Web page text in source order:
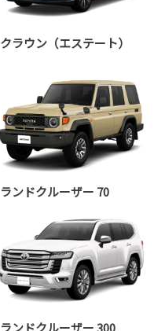
クラウン（エステート）
ランドクルーザー 70